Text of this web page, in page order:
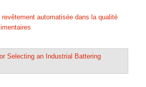
revêtement automatisée dans la qualité